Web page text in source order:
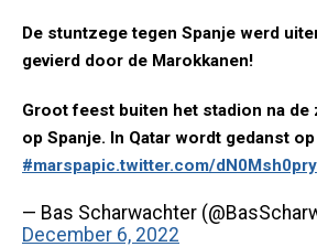
De stuntzege tegen Spanje werd
gevierd door de Marokkanen!
Groot feest buiten het stadion na de
op Spanje. In Qatar wordt gedanst
#marspapic.twitter.com/dN0Msh0pry
— Bas Scharwachter
December 6, 2022